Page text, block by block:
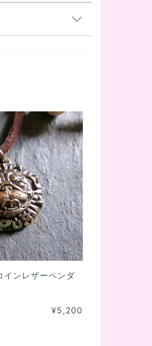
インレザーペンダ
¥5,200